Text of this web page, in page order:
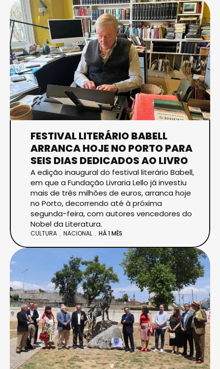
FESTIVAL LITERÁRIO BABELL
ARRANCA HOJE NO PORTO PARA
SEIS DIAS DEDICADOS AO LIVRO
A edição inaugural do festival literário Babell,
em que a Fundação Livraria Lello já investiu
mais de três milhões de euros, arranca hoje
no Porto, decorrendo até à próxima
segunda-feira, com autores vencedores do
Nobel da Literatura.
CULTURA NACIONAL HÁ 1 MÊS